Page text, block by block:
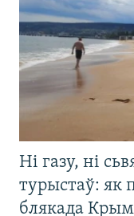
Ні газу, ні
турыстаў: як
блякада